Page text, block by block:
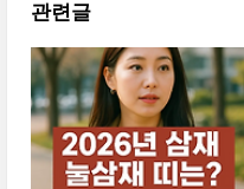
관련글